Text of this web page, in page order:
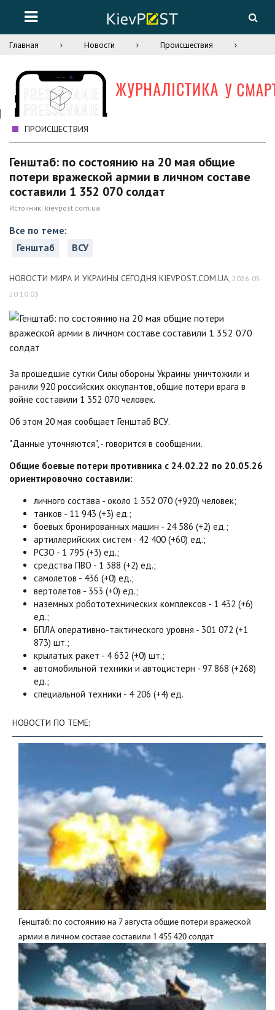
Главная Новости Происшествия
ПРОИСШЕСТВИЯ
Генштаб: по состоянию на 20 мая общие
потери вражеской армии в личном составе
составили 1 352 070 солдат
Источник: kievpost.com.ua
Все по теме:
Генштаб
ВСУ
НОВОСТИ МИРА И УКРАИНЫ СЕГОДНЯ KIEVPOST.COM.UA, 2026-05-
20 10:03
За прошедшие сутки Силы обороны Украины уничтожили и
ранили 920 российских оккупантов, общие потери врага в
войне составили 1 352 070 человек.
Об этом 20 мая сообщает Генштаб ВСУ.
"Данные уточняются", - говорится в сообщении.
Общие боевые потери противника с 24.02.22 по 20.05.26
ориентировочно составили:
личного состава - около 1 352 070 (+920) человек;
танков - 11 943 (+3) ед.;
боевых бронированных машин - 24 586 (+2) ед.;
артиллерийских систем - 42 400 (+60) ед.;
РСЗО - 1 795 (+3) ед.;
средства ПВО - 1 388 (+2) ед.;
самолетов - 436 (+0) ед.;
вертолетов - 353 (+0) ед.;
наземных робототехнических комплексов - 1 432 (+6)
ед.;
БПЛА оперативно-тактического уровня - 301 072 (+1
873) шт.;
крылатых ракет - 4 632 (+0) шт.;
автомобильной техники и автоцистерн - 97 868 (+268)
ед.;
специальной техники - 4 206 (+4) ед.
НОВОСТИ ПО ТЕМЕ:
Генштаб: по состоянию на 7 августа общие потери вражеской
армии в личном составе составили 1 455 420 солдат